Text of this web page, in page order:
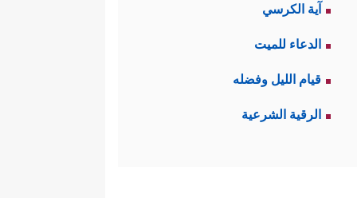
آية الكرسي
الدعاء للميت
قيام الليل وفضله
الرقية الشرعية